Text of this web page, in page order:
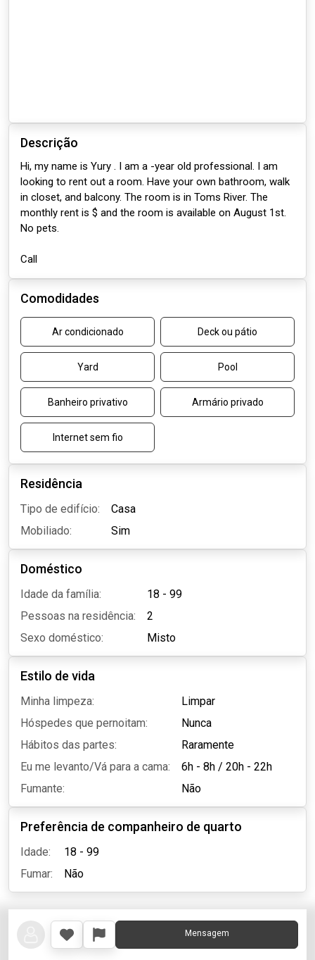
Descrição
Hi, my name is Yury . I am a -year old professional. I am
looking to rent out a room. Have your own bathroom, walk
in closet, and balcony. The room is in Toms River. The
monthly rent is $ and the room is available on August 1st.
No pets.
Call
Comodidades
Ar condicionado Deck ou pátio
Yard Pool
Banheiro privativo Armário privado
Internet sem fio
Residência
Tipo de edifício:
Casa
Mobiliado:
Sim
Doméstico
Idade da família:
18 - 99
Pessoas na residência:
2
Sexo doméstico:
Misto
Estilo de vida
Minha limpeza:
Limpar
Hóspedes que pernoitam:
Nunca
Hábitos das partes:
Raramente
Eu me levanto/Vá para a cama:
6h - 8h / 20h - 22h
Fumante:
Não
Preferência de companheiro de quarto
Idade:
18 - 99
Fumar:
Não
Mensagem